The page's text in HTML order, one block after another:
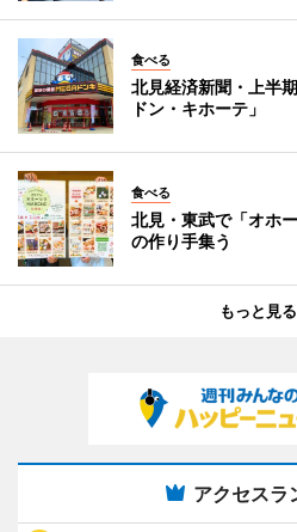
食べる
北見経済新聞・上半
ドン・キホーテ」
食べる
北見・東武で「オホ
の作り手集う
もっと見る
アクセスラ